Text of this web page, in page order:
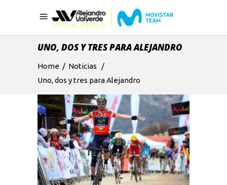
UNO, DOS Y TRES PARA ALEJANDRO
Home / Noticias
/
Uno, dos y tres para Alejandro